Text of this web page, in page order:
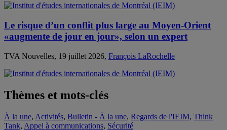
Le risque d’un conflit plus large au Moyen-Orient
«augmente de jour en jour», selon un expert
TVA Nouvelles, 19 juillet 2026, François LaRochelle
Thèmes et mots-clés
À la une, Activités, Bulletin - À la une, Regards de l'IEIM, Think
Tank, Appel à communications, Sécurité